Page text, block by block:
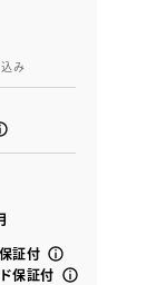
み
証付
保証付